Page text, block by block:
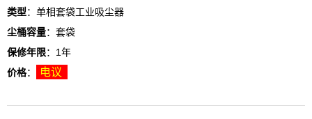
类型：单相套袋工业吸尘器
尘桶容量：套袋
保修年限：1年
价格： 电议